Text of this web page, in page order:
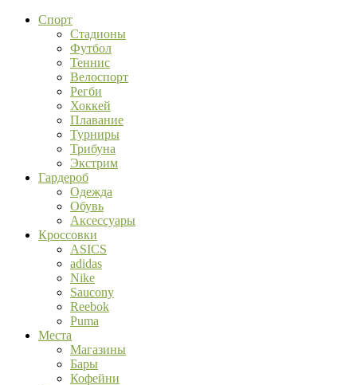
Спорт
Стадионы
Футбол
Теннис
Велоспорт
Регби
Хоккей
Плавание
Турниры
Трибуна
Экстрим
Гардероб
Одежда
Обувь
Аксессуары
Кроссовки
ASICS
adidas
Nike
Saucony
Reebok
Puma
Места
Магазины
Бары
Кофейни